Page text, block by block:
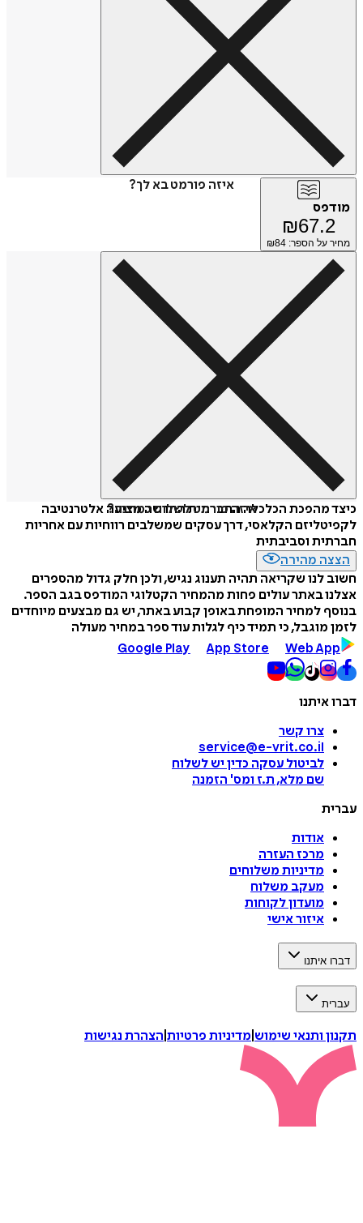
איזה פורמט בא לך?
מודפס
₪67.2
מחיר על הספר: ₪ 84
איזה פורמט לשלוח כמתנה?
כיצד מהפכת הכלכלה החברתית החדשה מציעה אלטרנטיבה
לקפיטליזם הקלאסי, דרך עסקים שמשלבים רווחיות עם אחריות
חברתית וסביבתית
הצצה מהירה
חשוב לנו שקריאה תהיה תענוג נגיש, ולכן חלק גדול מהספרים
אצלנו באתר עולים פחות מהמחיר הקטלוגי המודפס בגב הספר.
בנוסף למחיר המופחת באופן קבוע באתר, יש גם מבצעים מיוחדים
לזמן מוגבל, כי תמיד כיף לגלות עוד ספר במחיר מעולה
Google Play
App Store Web App
דברו איתנו
צרו קשר
service@e-vrit.co.il
לביטול עסקה כדין יש לשלוח
שם מלא, ת.ז ומס' הזמנה
עברית
אודות
מרכז העזרה
מדיניות משלוחים
מעקב משלוח
מועדון לקוחות
איזור אישי
דברו איתנו
עברית
תקנון ותנאי שימוש מדיניות פרטיות הצהרת נגישות